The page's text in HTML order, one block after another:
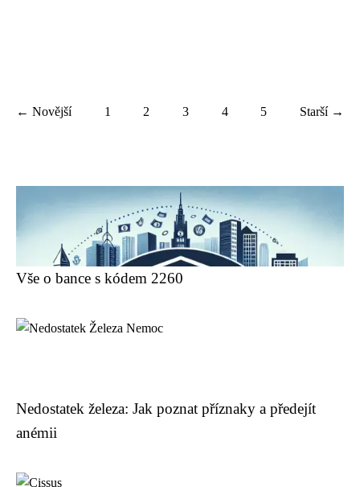
← Novější 1 2 3 4 5 Starší →
Vše o bance s kódem 2260
Nedostatek železa: Jak poznat příznaky a předejít
anémii